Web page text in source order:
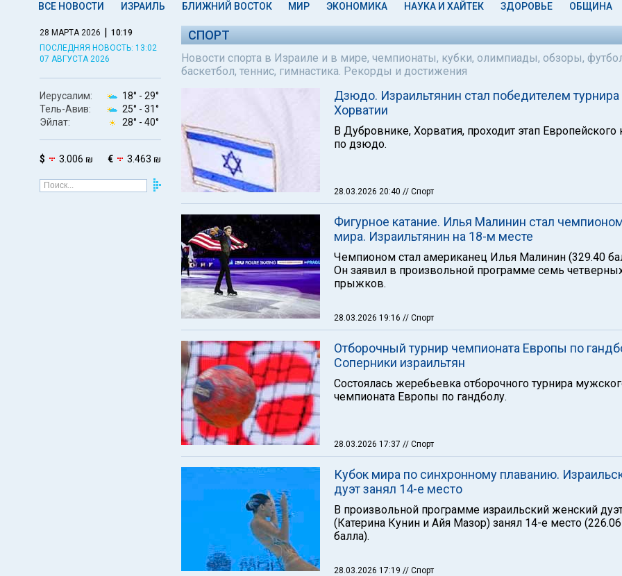
ВСЕ НОВОСТИ ИЗРАИЛЬ БЛИЖНИЙ ВОСТОК МИР ЭКОНОМИКА НАУКА И ХАЙТЕК ЗДОРОВЬЕ ОБЩИНА
28 МАРТА 2026 | 10:19
ПОСЛЕДНЯЯ НОВОСТЬ: 13:02
07 АВГУСТА 2026
Иерусалим: 18° - 29°
Тель-Авив:
25° - 31°
Эйлат:
28° - 40°
$ 3.006 ₪ € 3.463 ₪
СПОРТ
Новости спорта в Израиле и в мире, чемпионаты, кубки, олимпиады, обзоры,
баскетбол, теннис, гимнастика. Рекорды и достижения
Дзюдо. Израильтянин стал победителем турнира
Хорватии
В Дубровнике, Хорватия, проходит этап Европейского
по дзюдо.
28.03.2026 20:40 // Спорт
Фигурное катание. Илья Малинин стал
мира. Израильтянин на 18-м месте
Чемпионом стал американец Илья Малинин (329.40
Он заявил в произвольной программе семь
прыжков.
28.03.2026 19:16 // Спорт
Отборочный турнир чемпионата Европы по
Соперники израильтян
Состоялась жеребьевка отборочного турнира
чемпионата Европы по гандболу.
28.03.2026 17:37 // Спорт
Кубок мира по синхронному плаванию.
дуэт занял 14-е место
В произвольной программе израильский женский
(Катерина Кунин и Айя Мазор) занял 14-е место
балла).
28.03.2026 17:19 // Спорт